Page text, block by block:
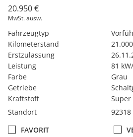
20.950 €
MwSt. ausw.
Fahrzeugtyp
Kilometerstand
Erstzulassung
Leistung
81
Farbe
Grau
Getriebe
Kraftstoff
Super
Standort
FAVORIT